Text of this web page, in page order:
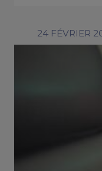
24 FÉVRIER